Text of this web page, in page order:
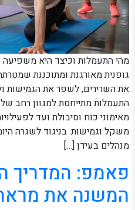
מהי התעמלות וכיצד היא
גופנית מאורגנת ומתוכננת
את השרירים, לשפר את הגמישות
התעמלות מתייחסת למגוון רחב של
מאימוני כוח וסיבולת ועד
משקל וגמישות. בניגוד לשגרה
מנהלים בעידן […]
פאמפ: המדריך
המשנה את